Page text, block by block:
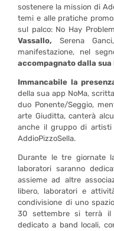
sostenere la mission di
temi e alle pratiche
sul palco: No Hay
Vassallo, Serena
manifestazione, nel
accompagnato dalla sua
Immancabile la
della sua app NoMa,
duo Ponente/Seggio,
arte Giuditta, canterà
anche il gruppo di artisti
AddioPizzoSella.
Durante le tre giornate
laboratori saranno
assieme ad altre
libero, laboratori e
condivisione di uno
30 settembre si terrà il
dedicato a band locali,